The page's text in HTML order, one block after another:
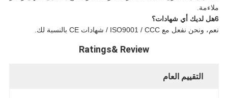
ملاءمة.
6هل لديك أي شهادات؟
نعم، ونحن نفعل مع ISO9001 / CCC / شهادات CE بالنسبة لك.
Ratings& Review
التقييم العام